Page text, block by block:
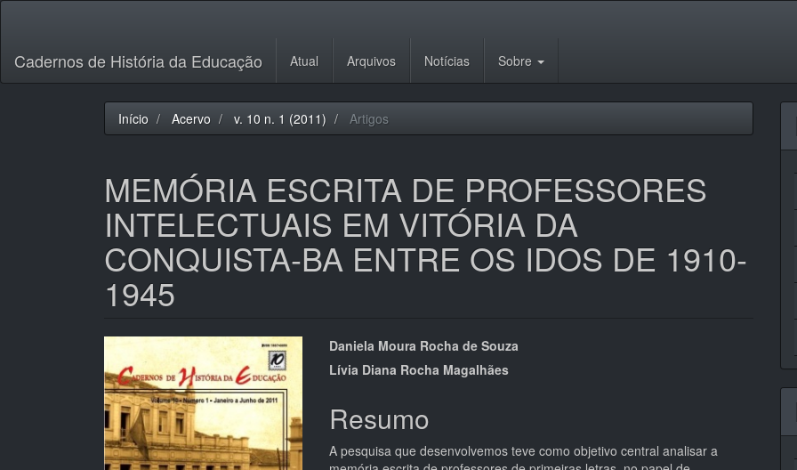
principal
Barra
Cadernos de História da Educação Atual Arquivos Notícias Sobre
Início Acervo v. 10 n. 1 (2011) Artigos
MEMÓRIA ESCRITA DE PROFESSORES
INTELECTUAIS EM VITÓRIA DA
CONQUISTA-BA ENTRE OS IDOS DE 1910-
1945
Barra
lateral
de
artigos
Conteúdo
do
artigo
principal
Daniela Moura Rocha de Souza
Lívia Diana Rocha Magalhães
Resumo
A pesquisa que desenvolvemos teve como objetivo central analisar a